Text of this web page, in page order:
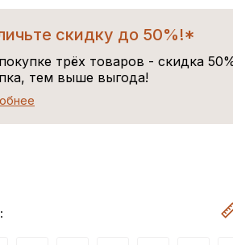
скидку до 50%!*
трёх товаров - скидка
тем выше выгода!